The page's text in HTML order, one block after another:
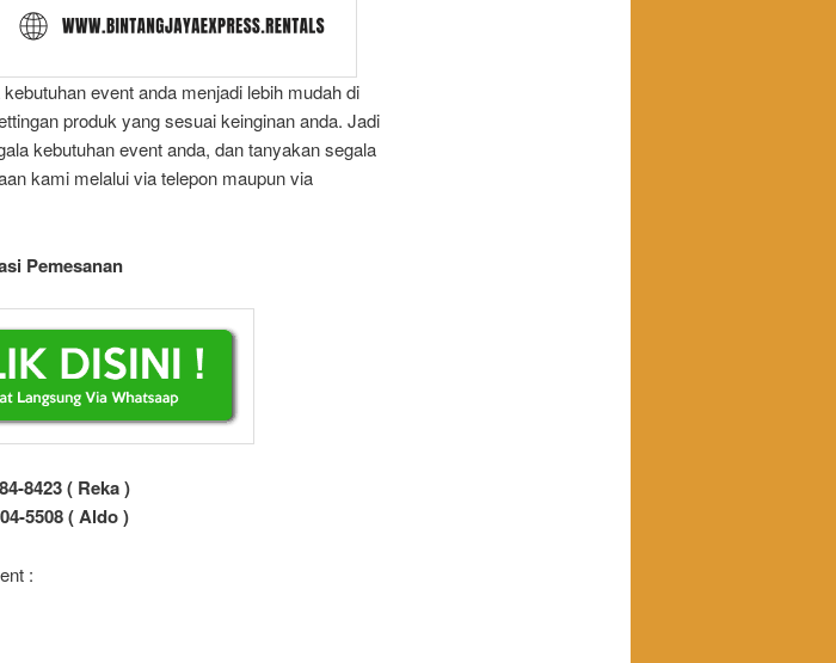
event anda menjadi lebih mudah di
produk yang sesuai keinginan anda. Jadi
kebutuhan event anda, dan tanyakan segala
kami melalui via telepon maupun via
Pemesanan
8423 ( Reka )
5508 ( Aldo )
: